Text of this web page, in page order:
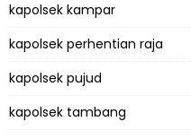
kapolsek kampar
kapolsek perhentian raja
kapolsek pujud
kapolsek tambang